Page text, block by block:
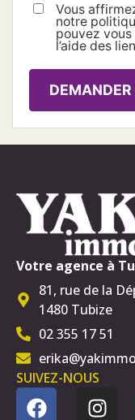
Vous
notre
pouvez
l’aide des
Votre agence à
81, rue de la
1480 Tubize
02 355 17 51
SUIVEZ-NOUS